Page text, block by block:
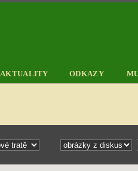
AKTUALITY ODKAZY